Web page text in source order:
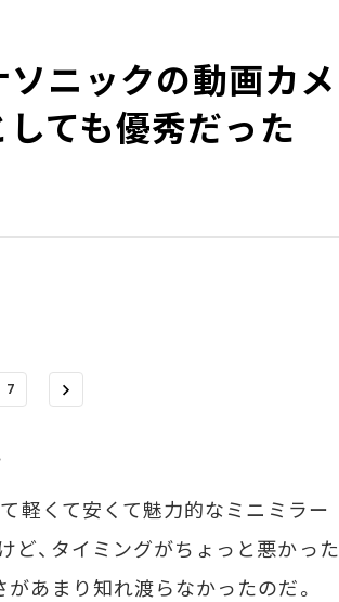
ソニックの動画カメ
しても優秀だった
7
軽くて安くて魅力的なミニミラー
ど、タイミングがちょっと悪かった
があまり知れ渡らなかったのだ。